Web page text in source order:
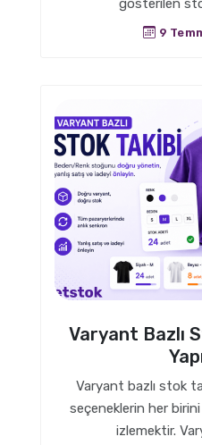
gösterilen
9
Varyant Bazlı
Varyant bazlı stok
seçeneklerin her
izlemektir.